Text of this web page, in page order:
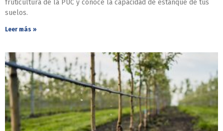
fruticultura de la PUC y conoce la capacidad de estanque de tus
suelos.
Leer más »